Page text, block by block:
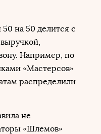
на 50 делится с
Например, по
«Мастерсов»
распределили
не
«Шлемов»